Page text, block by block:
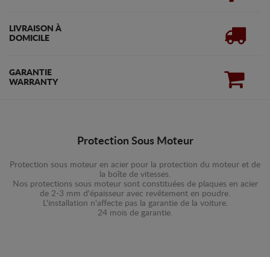
LIVRAISON À
DOMICILE
GARANTIE
WARRANTY
Protection Sous Moteur
Protection sous moteur en acier pour la protection du moteur et de
la boîte de vitesses.
Nos protections sous moteur sont constituées de plaques en acier
de 2-3 mm d'épaisseur avec revêtement en poudre.
L'installation n'affecte pas la garantie de la voiture.
24 mois de garantie.